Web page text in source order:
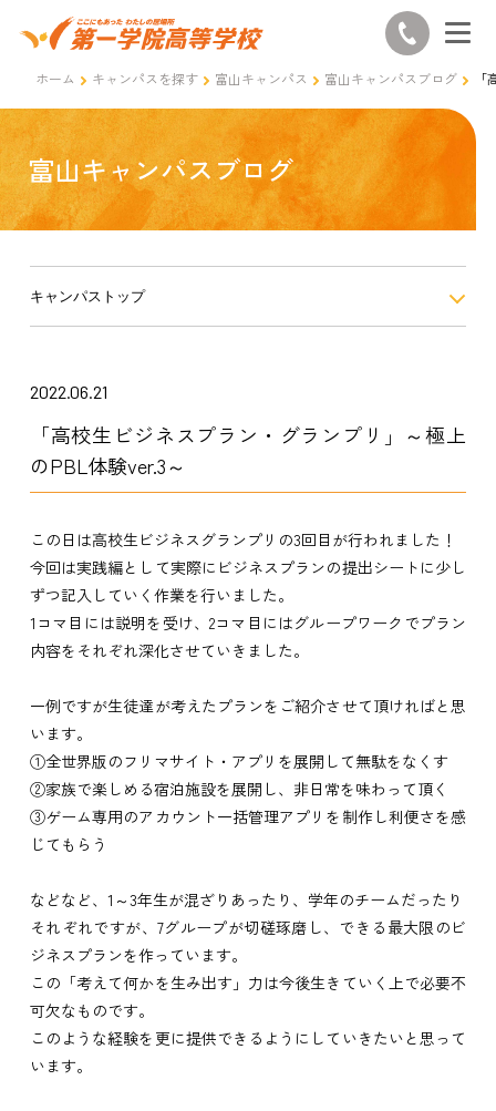
ホーム キャンパスを探す 富山キャンパス 富山キャンパスブログ
富山キャンパスブログ
キャンパストップ
2022.06.21
「高校生ビジネスプラン・グランプリ」～極上
のPBL体験ver.3～
この日は高校生ビジネスグランプリの3回目が行われました！
今回は実践編として実際にビジネスプランの提出シートに少し
ずつ記入していく作業を行いました。
1コマ目には説明を受け、2コマ目にはグループワークでプラン
内容をそれぞれ深化させていきました。
一例ですが生徒達が考えたプランをご紹介させて頂ければと思
います。
①全世界版のフリマサイト・アプリを展開して無駄をなくす
②家族で楽しめる宿泊施設を展開し、非日常を味わって頂く
③ゲーム専用のアカウント一括管理アプリを制作し利便さを感
じてもらう
などなど、1～3年生が混ざりあったり、学年のチームだったり
それぞれですが、7グループが切磋琢磨し、できる最大限のビ
ジネスプランを作っています。
この「考えて何かを生み出す」力は今後生きていく上で必要不
可欠なものです。
このような経験を更に提供できるようにしていきたいと思って
います。